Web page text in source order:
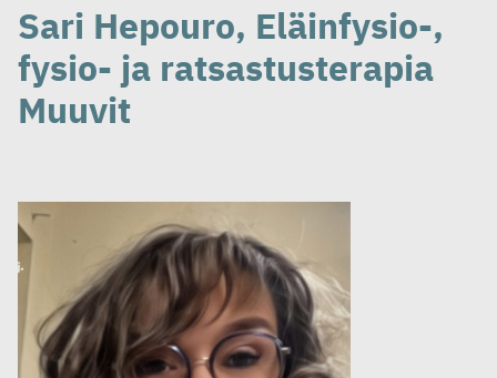
Sari Hepouro, Eläinfysio-,
fysio- ja ratsastusterapia
Muuvit